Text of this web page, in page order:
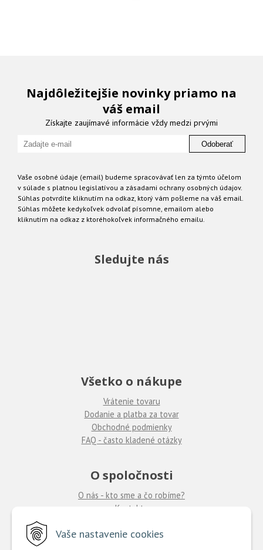
Vaše nastavenie cookies
Najdôležitejšie novinky priamo na
váš email
Získajte zaujímavé informácie vždy medzi prvými
Odoberať
Vaše osobné údaje (email) budeme spracovávať len za týmto účelom
v súlade s platnou legislatívou a zásadami ochrany osobných údajov.
Súhlas potvrdíte kliknutím na odkaz, ktorý vám pošleme na váš email.
Súhlas môžete kedykoľvek odvolať písomne, emailom alebo
kliknutím na odkaz z ktoréhokoľvek informačného emailu.
Sledujte nás
Všetko o nákupe
Vrátenie tovaru
Dodanie a platba za tovar
Obchodné podmienky
FAQ - často kladené otázky
O spoločnosti
O nás - kto sme a čo robíme?
Kontakty